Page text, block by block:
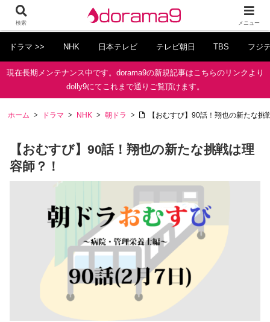
ドラマ >> NHK 日本テレビ テレビ朝日 TBS フジ
現在長期メンテナンス中です。dorama9の新規記事はこちらのリンクより
dolly9にてこれまで通りご覧頂けます。
ホーム ドラマ NHK 朝ドラ 【おむすび】90話！翔也の新たな挑
【おむすび】90話！翔也の新たな挑戦は理
容師？！
検索 メニュー